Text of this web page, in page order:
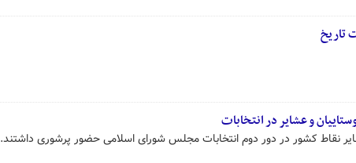
تاریخ
و عشایر در انتخابات
نقاط کشور در دور دوم انتخابات مجلس شورای اسلامی حضور پرشوری داشتند.